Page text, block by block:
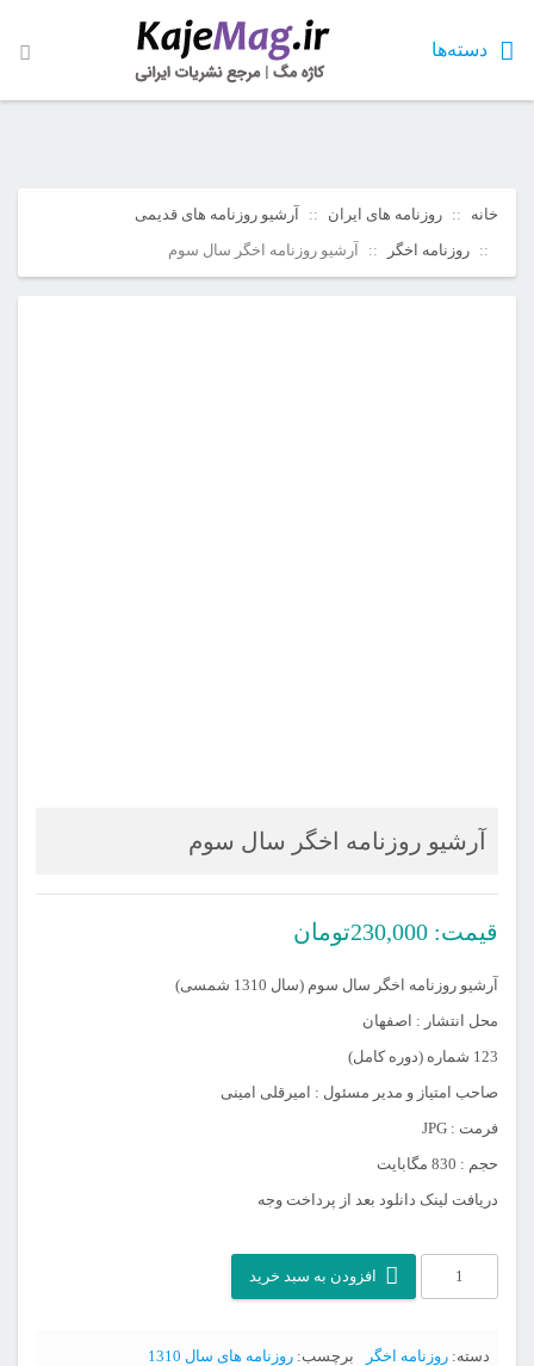
دسته‌ها
خانه روزنامه های ایران
آرشیو روزنامه های قدیمی
روزنامه اخگر
آرشیو روزنامه اخگر سال سوم
آرشیو روزنامه اخگر سال سوم
قیمت: 230,000تومان
آرشیو روزنامه اخگر سال سوم (سال 1310 شمسی)
محل انتشار : اصفهان
123 شماره (دوره کامل)
صاحب امتیاز و مدیر مسئول : امیرقلی امینی
فرمت : JPG
حجم : 830 مگابایت
دریافت لینک دانلود بعد از پرداخت وجه
افزودن به سبد خرید
دسته: روزنامه اخگر برچسب: روزنامه های سال 1310